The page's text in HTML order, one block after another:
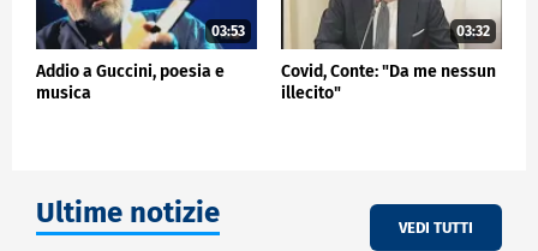
03:53
Addio a Guccini, poesia e
musica
03:32
Covid, Conte: "Da me nessun
illecito"
Ultime notizie VEDI TUTTI